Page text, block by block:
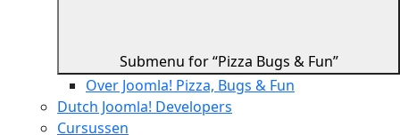
Submenu for “Pizza Bugs & Fun”
Over Joomla! Pizza, Bugs & Fun
Dutch Joomla! Developers
Cursussen